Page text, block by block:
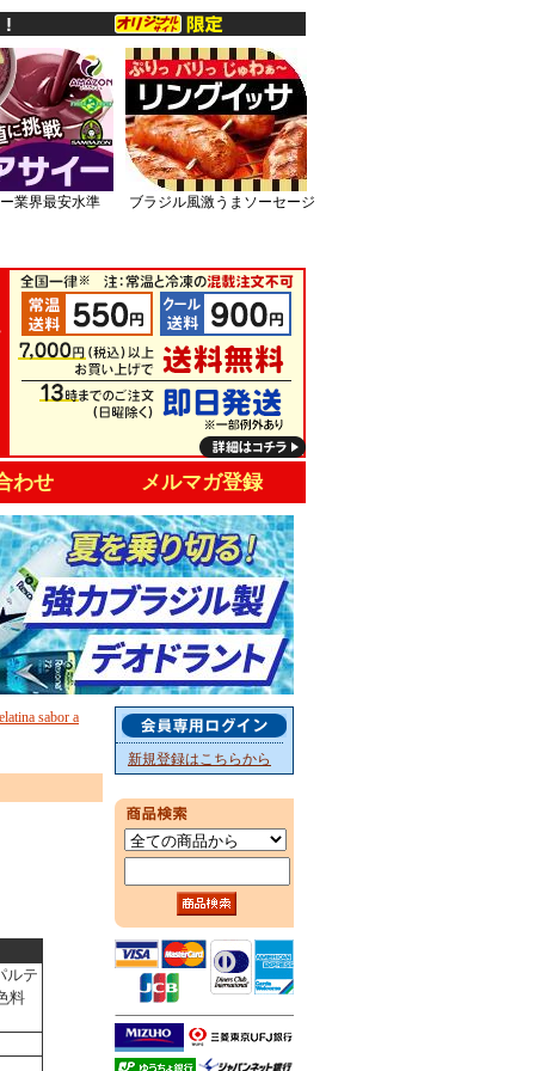
業界最安水準 ブラジル風激うまソーセージ
わせ メルマガ登録
sabor a
ルテ
料
新規登録はこちらから